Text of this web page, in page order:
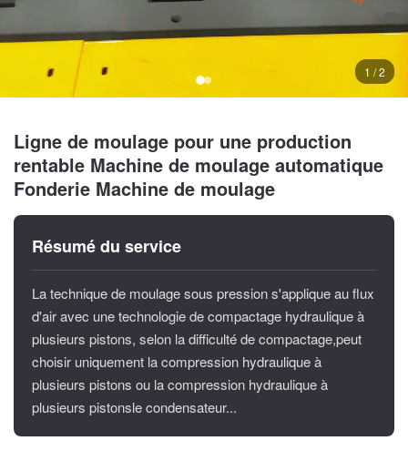
1 / 2
Ligne de moulage pour une production
rentable Machine de moulage automatique
Fonderie Machine de moulage
Résumé du service
La technique de moulage sous pression s'applique au flux
d'air avec une technologie de compactage hydraulique à
plusieurs pistons, selon la difficulté de compactage,peut
choisir uniquement la compression hydraulique à
plusieurs pistons ou la compression hydraulique à
plusieurs pistonsle condensateur...